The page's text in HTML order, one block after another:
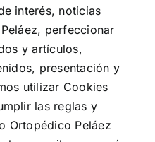
interés, noticias
perfeccionar
y artículos,
presentación y
utilizar Cookies
las reglas y
Ortopédico Peláez